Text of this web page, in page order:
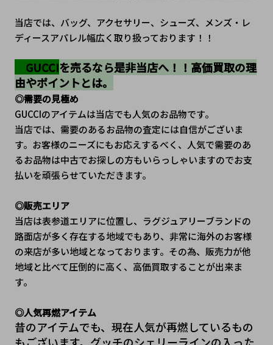
当店では、バッグ、アクセサリー、シューズ、メンズ・レ
ディースアパレル幅広く取り扱っております！！
GUCCIを売るなら是非当店へ！！高価買取の理
由やポイントとは。
◎需要の見極め
GUCCIのアイテムは当店でも人気のお品物です。
当店では、需要のあるお品物の査定には自信がございま
す。お客様のニーズにもお応えするべく、人気で需要のあ
るお品物は中古でお探しの方もいらっしゃいますのでお支
払いを頑張らせていただきます。
◎販売エリア
当店は表参道エリアに位置し、ラグジュアリーブランドの
路面店が多く存在する地域でもあり、非常に海外のお客様
の来店が多い地域となっております。その為、販売力が他
地域と比べて圧倒的に高く、高価買取することが出来ま
す。
◎人気再燃アイテム
昔のアイテムでも、現在人気が再燃しているもの